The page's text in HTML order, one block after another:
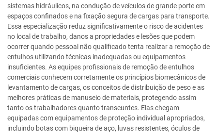
sistemas hidráulicos, na condução de veículos de grande porte em
espaços confinados e na fixação segura de cargas para transporte.
Essa especialização reduz significativamente o risco de acidentes
no local de trabalho, danos a propriedades e lesões que podem
ocorrer quando pessoal não qualificado tenta realizar a remoção de
entulhos utilizando técnicas inadequadas ou equipamentos
insuficientes. As equipes profissionais de remoção de entulhos
comerciais conhecem corretamente os princípios biomecânicos de
levantamento de cargas, os conceitos de distribuição de peso e as
melhores práticas de manuseio de materiais, protegendo assim
tanto os trabalhadores quanto transeuntes. Elas chegam
equipadas com equipamentos de proteção individual apropriados,
incluindo botas com biqueira de aço, luvas resistentes, óculos de